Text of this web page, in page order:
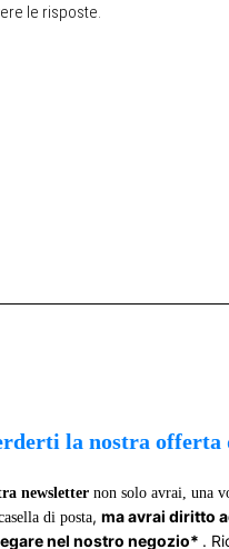
le risposte.
la nostra offerta
newsletter non solo avrai, una
di posta, ma avrai diritto
nel nostro negozio* .